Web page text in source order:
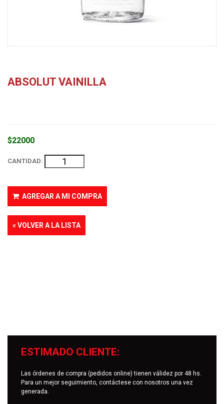
ABSOLUT VAINILLA
$22000
CANTIDAD:
AGREGAR A MI COMPRA
« VOLVER A LA LISTA
ESTIMADO CLIENTE:
Las órdenes de compra (pedidos online) tienen válidez por 48 hs.
Para un mejor seguimiento, contáctese con nosotros una vez
generada.